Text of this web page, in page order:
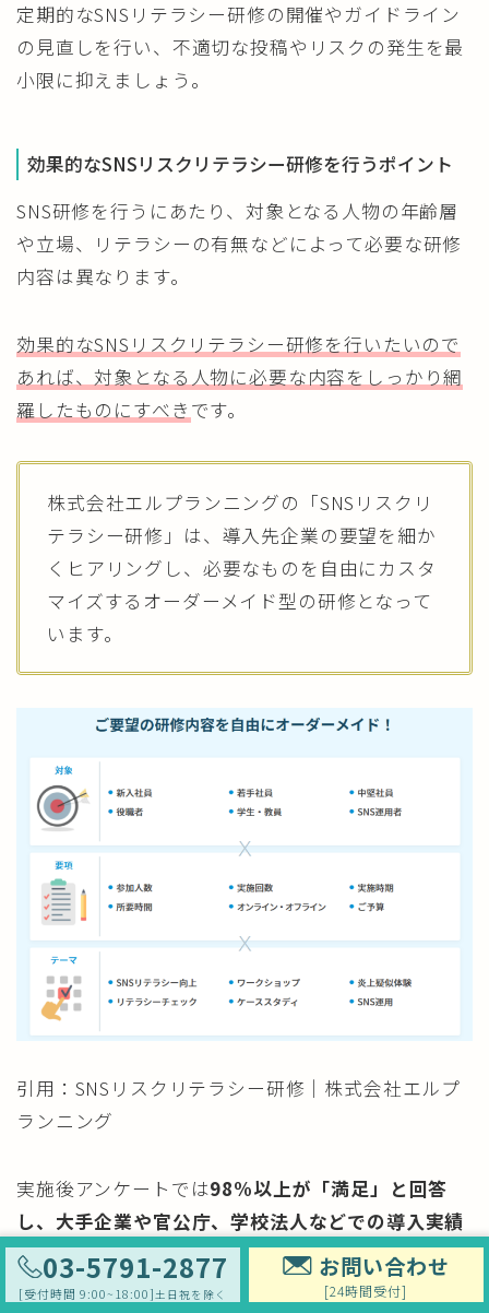
定期的なSNSリテラシー研修の開催やガイドライン
の見直しを行い、不適切な投稿やリスクの発生を最
小限に抑えましょう。
効果的なSNSリスクリテラシー研修を行うポイント
SNS研修を行うにあたり、対象となる人物の年齢層
や立場、リテラシーの有無などによって必要な研修
内容は異なります。
効果的なSNSリスクリテラシー研修を行いたいので
あれば、対象となる人物に必要な内容をしっかり網
羅したものにすべき です。
株式会社エルプランニングの「SNSリスクリ
テラシー研修」は、導入先企業の要望を細か
くヒアリングし、必要なものを自由にカスタ
マイズするオーダーメイド型の研修となって
います。
引用：SNSリスクリテラシー研修｜株式会社エルプ
ランニング
実施後アンケートでは98%以上が「満足」と回答
し、大手企業や官公庁、学校法人などでの導入実績
もあります。研修は最短2週間で実施可能で、オン
ライン上での打ち合わせやオンライン研修も可能
03-5791-2877
[受付時間 9:00~18:00]土日祝を除く
お問い合わせ
[24時間受付]